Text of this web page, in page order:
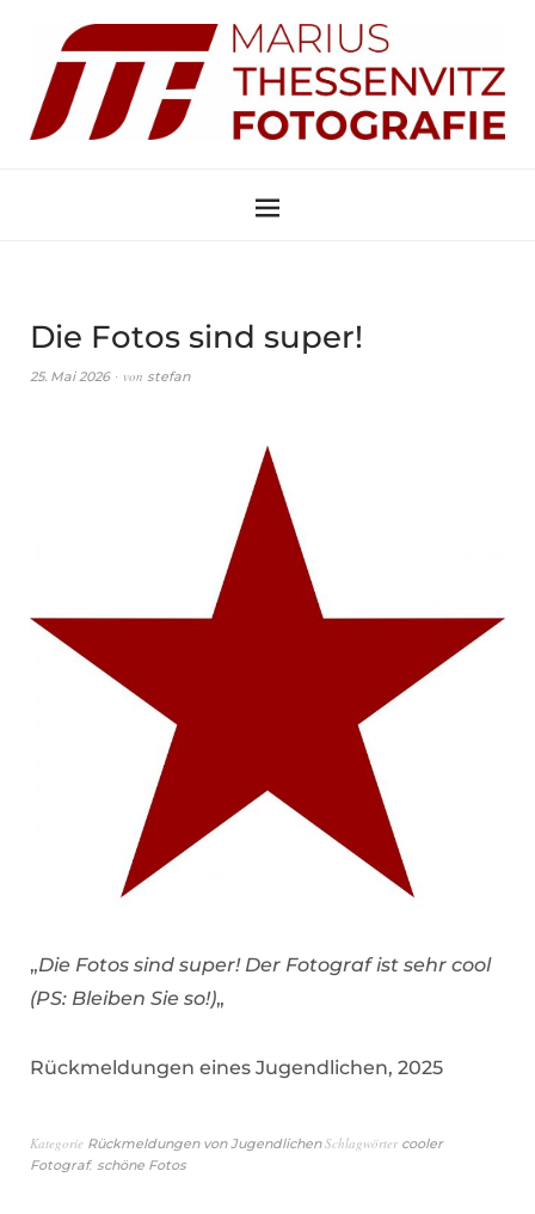
Die Fotos sind super!
25. Mai 2026 von stefan
„Die Fotos sind super! Der Fotograf ist sehr cool
(PS: Bleiben Sie so!)„
Rückmeldungen eines Jugendlichen, 2025
Kategorie Rückmeldungen von Jugendlichen Schlagwörter cooler
Fotograf, schöne Fotos